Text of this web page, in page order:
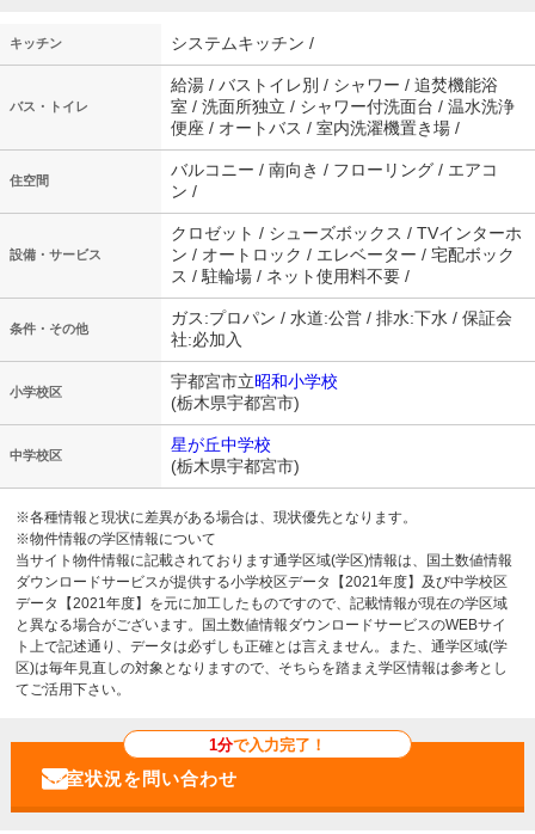
キッチン システムキッチン /
バス・トイレ
給湯 / バストイレ別 / シャワー / 追焚機能浴
室 / 洗面所独立 / シャワー付洗面台 / 温水洗浄
便座 / オートバス / 室内洗濯機置き場 /
住空間
バルコニー / 南向き / フローリング / エアコ
ン /
設備・サービス
クロゼット / シューズボックス / TVインターホ
ン / オートロック / エレベーター / 宅配ボック
ス / 駐輪場 / ネット使用料不要 /
条件・その他
ガス:プロパン / 水道:公営 / 排水:下水 / 保証会
社:必加入
小学校区
宇都宮市立昭和小学校
(栃木県宇都宮市)
中学校区
星が丘中学校
(栃木県宇都宮市)
※各種情報と現状に差異がある場合は、現状優先となります。
※物件情報の学区情報について
当サイト物件情報に記載されております通学区域(学区)情報は、国土数値情報
ダウンロードサービスが提供する小学校区データ【2021年度】及び中学校区
データ【2021年度】を元に加工したものですので、記載情報が現在の学区域
と異なる場合がございます。国土数値情報ダウンロードサービスのWEBサイ
ト上で記述通り、データは必ずしも正確とは言えません。また、通学区域(学
区)は毎年見直しの対象となりますので、そちらを踏まえ学区情報は参考とし
てご活用下さい。
1分で入力完了！